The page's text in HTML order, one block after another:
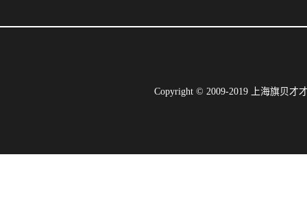
Copyright © 2009-2019 上海旗贝